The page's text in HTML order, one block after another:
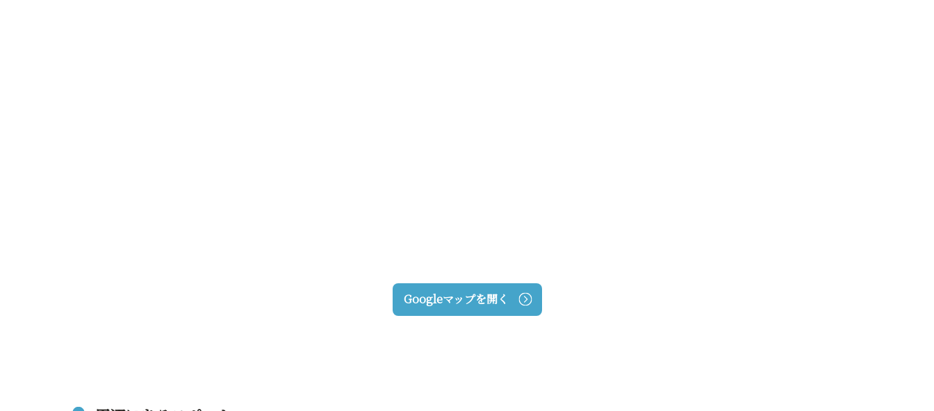
Googleマップを開く